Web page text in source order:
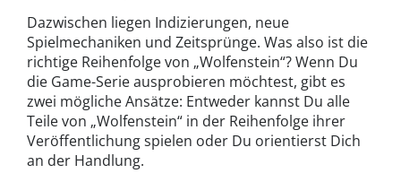
Dazwischen liegen Indizierungen, neue
Spielmechaniken und Zeitsprünge. Was also ist die
richtige Reihenfolge von „Wolfenstein“? Wenn Du
die Game-Serie ausprobieren möchtest, gibt es
zwei mögliche Ansätze: Entweder kannst Du alle
Teile von „Wolfenstein“ in der Reihenfolge ihrer
Veröffentlichung spielen oder Du orientierst Dich
an der Handlung.